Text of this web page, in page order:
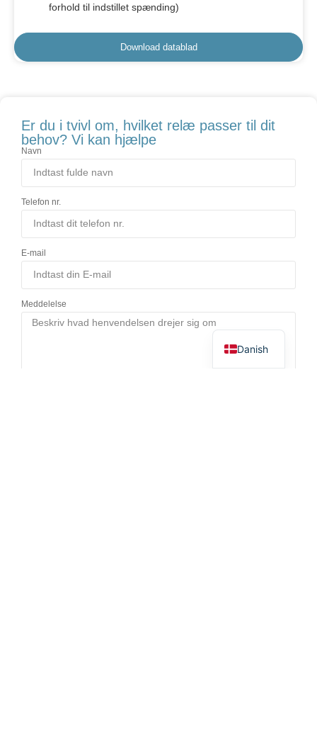
forhold til indstillet spænding)
Download datablad
Er du i tvivl om, hvilket relæ passer til dit
behov? Vi kan hjælpe
Navn
Telefon nr.
E-mail
Meddelelse
Danish